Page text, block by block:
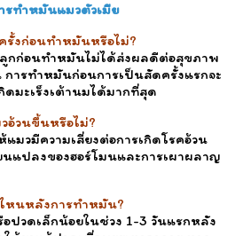
รทำหมันแมวตัวเมีย
รั้งก่อนทำหมันหรือไม่?
ลูกก่อนทำหมันไม่ได้ส่งผลดีต่อสุขภาพ
ารทำหมันก่อนการเป็นสัดครั้งแรกจะ
ดมะเร็งเต้านมได้มากที่สุด
อ้วนขึ้นหรือไม่?
มวมีความเสี่ยงต่อการเกิดโรคอ้วน
แปลงของฮอร์โมนและการเผาผลาญ
หนหลังการทำหมัน?
ปวดเล็กน้อยในช่วง 1-3 วันแรกหลัง